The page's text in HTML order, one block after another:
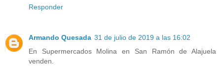
Responder
Armando Quesada 31 de julio de 2019 a las 16:02
En Supermercados Molina en San Ramón de Alajuela
venden.